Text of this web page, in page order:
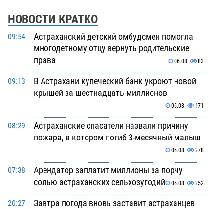
НОВОСТИ КРАТКО
09:54
Астраханский детский омбудсмен помогла
многодетному отцу вернуть родительские
права
06.08 83
09:13
В Астрахани купеческий банк укроют новой
крышей за шестнадцать миллионов
06.08 171
08:29
Астраханские спасатели назвали причину
пожара, в котором погиб 3-месячный малыш
06.08 278
07:38
Арендатор заплатит миллионы за порчу
солью астраханских сельхозугодий
06.08 252
20:27
Завтра погода вновь заставит астраханцев